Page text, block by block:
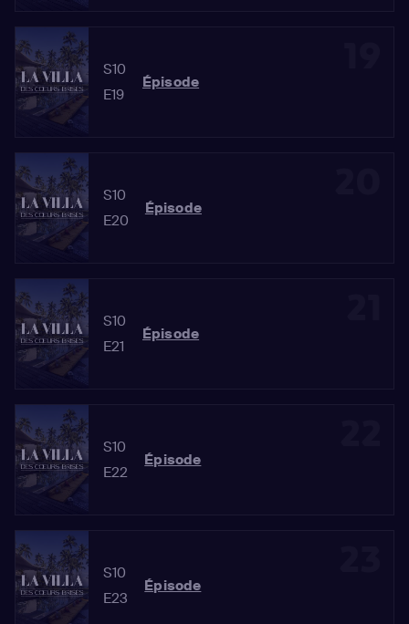
S10
E19
Épisode
S10
E20
Épisode
S10
E21
Épisode
S10
E22
Épisode
S10
E23
Épisode